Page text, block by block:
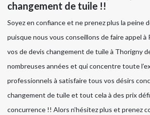
changement de tuile !!
Soyez en confiance et ne prenez plus la peine
puisque nous vous conseillons de faire appel à
vos de devis changement de tuile à Thorigny
nombreuses années et qui concentre toute
professionnels à satisfaire tous vos désirs
changement de tuile et tout cela à des prix
concurrence !! Alors n’hésitez plus et prenez